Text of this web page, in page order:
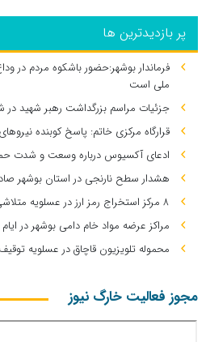
پر بازدیدترین ها
فرماندار بوشهر:حضور باشکوه مردم در
ملی است
جزئیات مراسم بزرگداشت رهبر شهید
قرارگاه مرکزی خاتم: پاسخ کوبنده
ادعای آکسیوس درباره وسعت و شدت
هشدار سطح نارنجی در استان بوشهر
۸ مرکز استخراج رمز ارز در عسلویه متلاشی شد
مراکز عرضه مواد خام دامی بوشهر در
محموله تلویزیون قاچاق در عسلویه
مجوز فعالیت خارگ نیوز